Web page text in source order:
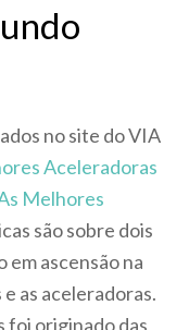
no site do VIA
Aceleradoras
Melhores
são sobre dois
ascensão na
as aceleradoras.
foi originado das